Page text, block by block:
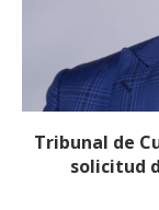
Reducirán